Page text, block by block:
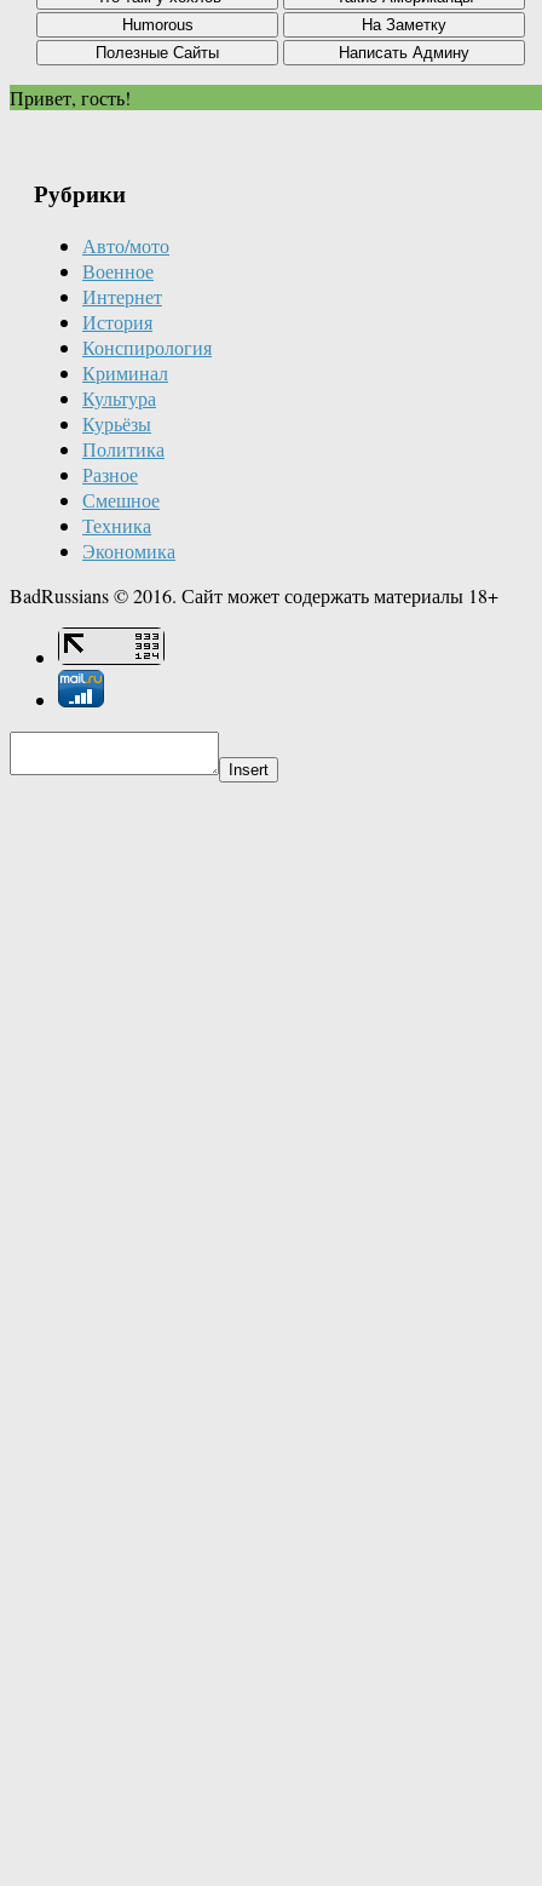
Привет, гость!
Рубрики
Авто/мото
Военное
Интернет
История
Конспирология
Криминал
Культура
Курьёзы
Политика
Разное
Смешное
Техника
Экономика
BadRussians © 2016. Сайт может содержать материалы 18+
Insert